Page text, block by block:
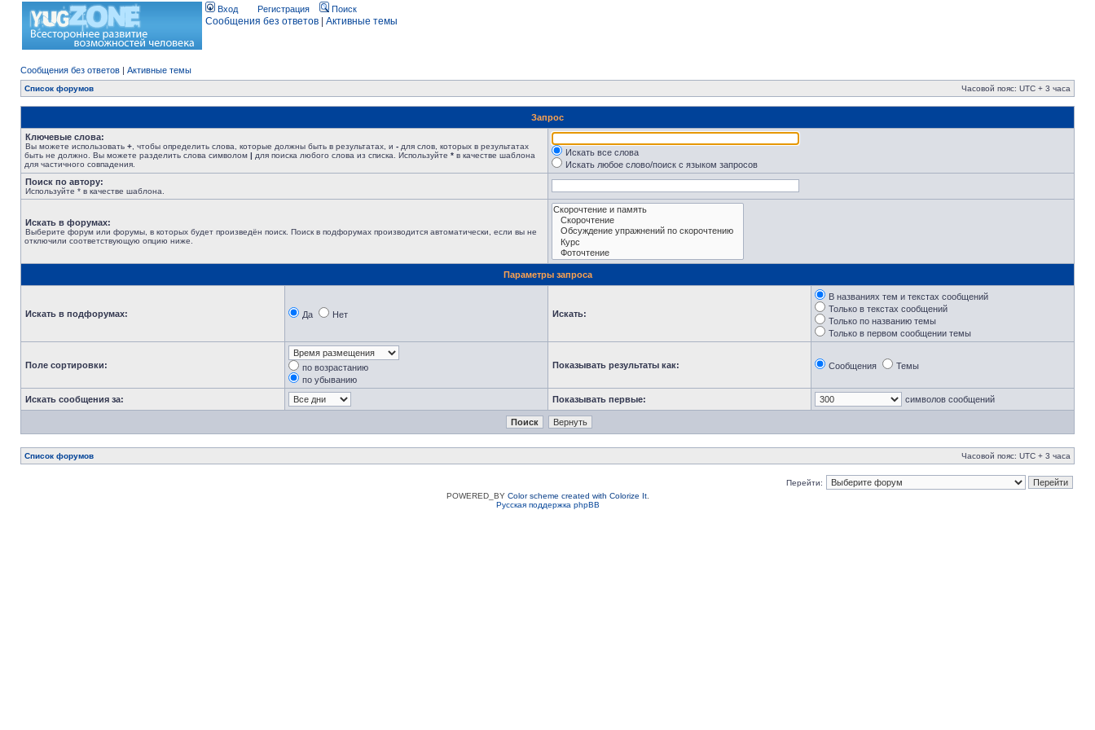
Вход Регистрация Поиск
Сообщения без ответов Активные темы
Сообщения без ответов | Активные темы
Список форумов Часовой пояс: UTC + 3 часа
Запрос
Ключевые слова:
Вы можете использовать + , чтобы определить слова, которые должны быть в результатах, и - для слов, которых в результатах
быть не должно. Вы можете разделить слова символом | для поиска любого слова из списка. Используйте * в качестве шаблона
для частичного совпадения.
Искать все слова
Искать любое слово/поиск с языком запросов
Поиск по автору:
Используйте * в качестве шаблона.
Искать в форумах:
Выберите форум или форумы, в которых будет произведён поиск. Поиск в подфорумах производится автоматически, если вы не
отключили соответствующую опцию ниже.
Параметры запроса
Искать в подфорумах: Да Нет Искать:
В названиях тем и текстах сообщений
Только в текстах сообщений
Только по названию темы
Только в первом сообщении темы
Поле сортировки:
по возрастанию
по убыванию
Показывать результаты как: Сообщения Темы
Искать сообщения за: Показывать первые: символов сообщений
Список форумов Часовой пояс: UTC + 3 часа
Перейти:
POWERED_BY Color scheme created with Colorize It.
Русская поддержка phpBB